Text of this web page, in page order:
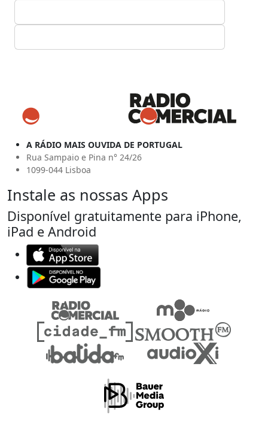
A RÁDIO MAIS OUVIDA DE PORTUGAL
Rua Sampaio e Pina n° 24/26
1099-044 Lisboa
Instale as nossas Apps
Disponível gratuitamente para iPhone,
iPad e Android